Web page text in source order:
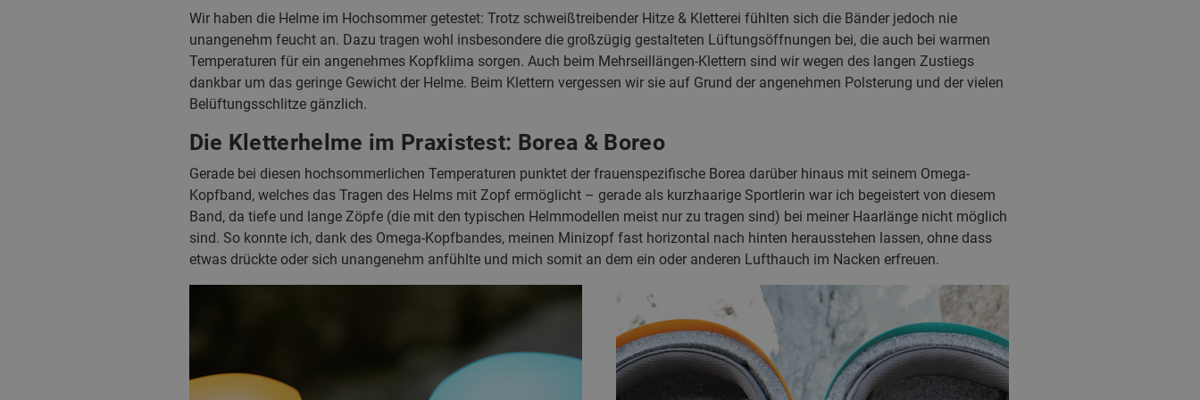
Wir haben die Helme im Hochsommer getestet: Trotz schweißtreibender Hitze & Kletterei fühlten sich die Bänder jedoch nie
unangenehm feucht an. Dazu tragen wohl insbesondere die großzügig gestalteten Lüftungsöffnungen bei, die auch bei warmen
Temperaturen für ein angenehmes Kopfklima sorgen. Auch beim Mehrseillängen-Klettern sind wir wegen des langen Zustiegs
dankbar um das geringe Gewicht der Helme. Beim Klettern vergessen wir sie auf Grund der angenehmen Polsterung und der vielen
Belüftungsschlitze gänzlich.
Die Kletterhelme im Praxistest: Borea & Boreo
Gerade bei diesen hochsommerlichen Temperaturen punktet der frauenspezifische Borea darüber hinaus mit seinem Omega-
Kopfband, welches das Tragen des Helms mit Zopf ermöglicht – gerade als kurzhaarige Sportlerin war ich begeistert von diesem
Band, da tiefe und lange Zöpfe (die mit den typischen Helmmodellen meist nur zu tragen sind) bei meiner Haarlänge nicht möglich
sind. So konnte ich, dank des Omega-Kopfbandes, meinen Minizopf fast horizontal nach hinten herausstehen lassen, ohne dass
etwas drückte oder sich unangenehm anfühlte und mich somit an dem ein oder anderen Lufthauch im Nacken erfreuen.